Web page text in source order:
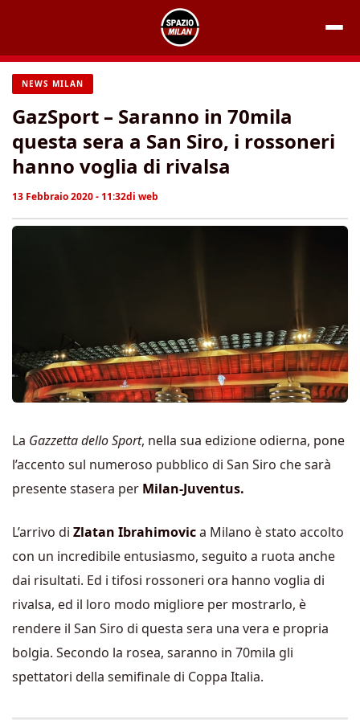
contenuto
NEWS MILAN
GazSport – Saranno in 70mila
questa sera a San Siro, i rossoneri
hanno voglia di rivalsa
13 Febbraio 2020 - 11:32di web
La Gazzetta dello Sport, nella sua edizione odierna, pone
l’accento sul numeroso pubblico di San Siro che sarà
presente stasera per Milan-Juventus.
L’arrivo di Zlatan Ibrahimovica Milano è stato accolto
con un incredibile entusiasmo, seguito a ruota anche
dai risultati. Ed i tifosi rossoneri ora hanno voglia di
rivalsa, ed il loro modo migliore per mostrarlo, è
rendere il San Siro di questa sera una vera e propria
bolgia. Secondo la rosea, saranno in 70mila gli
spettatori della semifinale di Coppa Italia.